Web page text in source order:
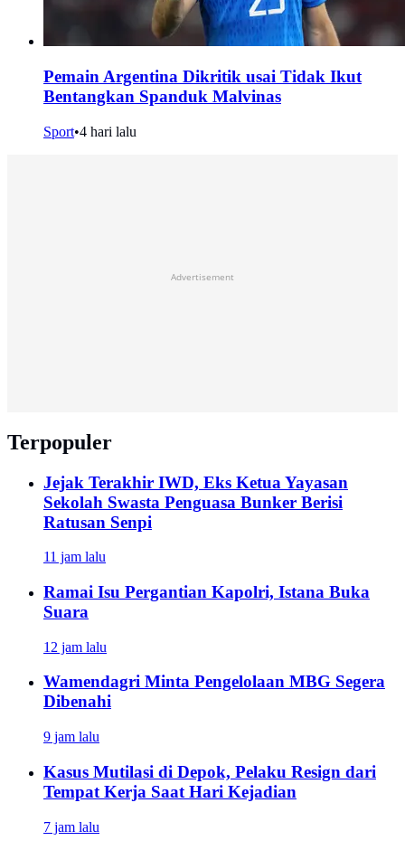
Pemain Argentina Dikritik usai Tidak Ikut
Bentangkan Spanduk Malvinas
Sport•4 hari lalu
Advertisement
Terpopuler
Jejak Terakhir IWD, Eks Ketua Yayasan
Sekolah Swasta Penguasa Bunker Berisi
Ratusan Senpi
11 jam lalu
Ramai Isu Pergantian Kapolri, Istana Buka
Suara
12 jam lalu
Wamendagri Minta Pengelolaan MBG Segera
Dibenahi
9 jam lalu
Kasus Mutilasi di Depok, Pelaku Resign dari
Tempat Kerja Saat Hari Kejadian
7 jam lalu